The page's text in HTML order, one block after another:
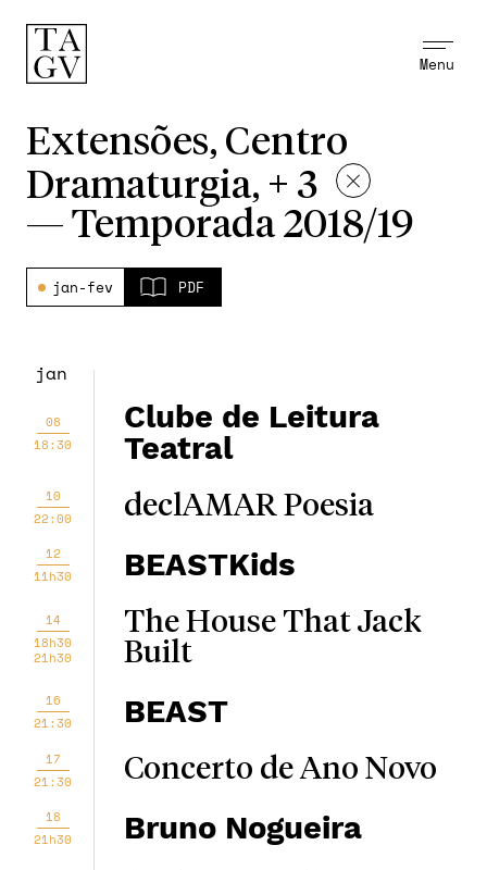
Menu
Extensões, Centro
Dramaturgia, + 3
— Temporada 2018/19
jan-fev PDF
jan
08
18:30
Clube de Leitura
Teatral
10
22:00
declAMAR Poesia
12
11h30
BEASTKids
14
18h30
21h30
The House That Jack
Built
16
21:30
BEAST
17
21:30
Concerto de Ano Novo
18
21h30
Bruno Nogueira